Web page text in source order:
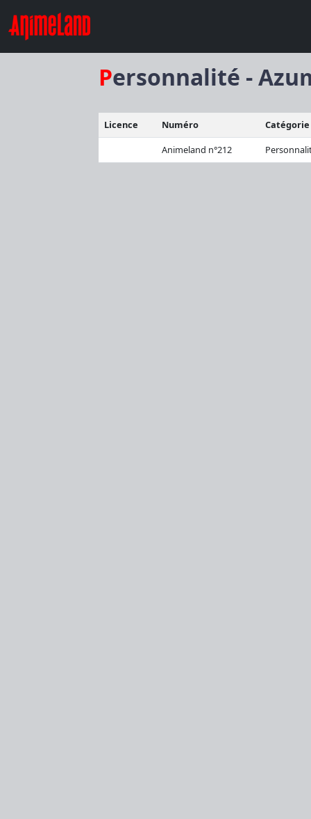
Personnalité -
Licence Numéro
Catégorie
Animeland n°212